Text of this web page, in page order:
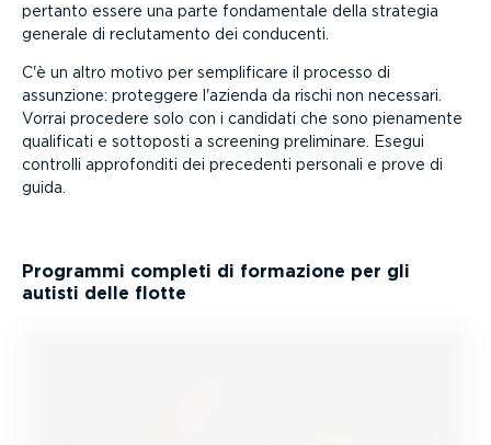
pertanto essere una parte fonda­mentale della strategia
generale di reclu­ta­mento dei conducenti.
C'è un altro motivo per sempli­ficare il processo di
assunzione: proteggere l'azienda da rischi non necessari.
Vorrai procedere solo con i candidati che sono pienamente
qualificati e sottoposti a screening preliminare. Esegui
controlli appro­fonditi dei precedenti personali e prove di
guida.
Programmi completi di formazione per gli
autisti delle flotte